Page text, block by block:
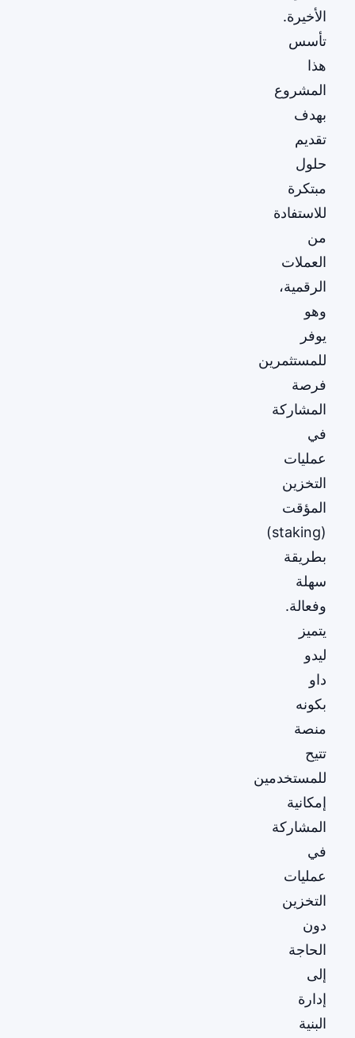
الأخيرة.
تأسس
هذا
المشروع
بهدف
تقديم
حلول
مبتكرة
للاستفادة
من
العملات
الرقمية،
وهو
يوفر
للمستثمرين
فرصة
المشاركة
في
عمليات
التخزين
المؤقت
(staking)
بطريقة
سهلة
وفعالة.
يتميز
ليدو
داو
بكونه
منصة
تتيح
للمستخدمين
إمكانية
المشاركة
في
عمليات
التخزين
دون
الحاجة
إلى
إدارة
البنية